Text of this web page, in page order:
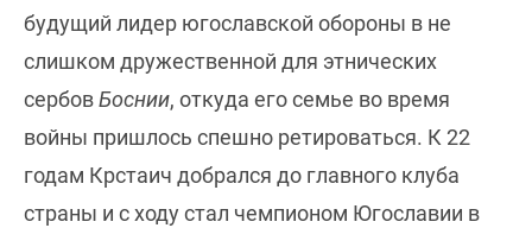
будущий лидер югославской обороны в не
слишком дружественной для этнических
сербовБоснии, откуда его семье во время
войны пришлось спешно ретироваться. К 22
годам Крстаич добрался до главного клуба
страны и с ходу стал чемпионом Югославии в